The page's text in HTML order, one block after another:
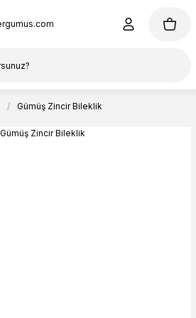
Gümüş Zincir Bileklik